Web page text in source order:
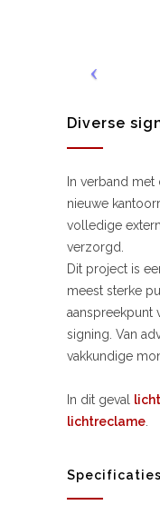
Diverse
In verband met
nieuwe
volledige
verzorgd.
Dit project is
meest sterke
aanspreekpunt
signing. Van
vakkundige
In dit geval
lichtreclame.